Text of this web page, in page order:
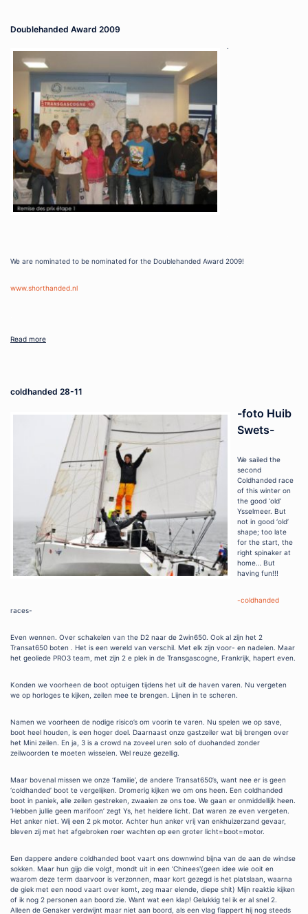
Doublehanded Award 2009
.
We are nominated to be nominated for the Doublehanded Award 2009!
www.shorthanded.nl
Read more
coldhanded 28-11
-foto Huib
Swets-
We sailed the
second
Coldhanded race
of this winter on
the good ‘old’
Ysselmeer. But
not in good ‘old’
shape; too late
for the start, the
right spinaker at
home… But
having fun!!!
-coldhanded
races-
Even wennen. Over schakelen van the D2 naar de 2win650. Ook al zijn het 2
Transat650 boten . Het is een wereld van verschil. Met elk zijn voor- en nadelen. Maar
het geoliede PRO3 team, met zijn 2 e plek in de Transgascogne, Frankrijk, hapert even.
Konden we voorheen de boot optuigen tijdens het uit de haven varen. Nu vergeten
we op horloges te kijken, zeilen mee te brengen. Lijnen in te scheren.
Namen we voorheen de nodige risico’s om voorin te varen. Nu spelen we op save,
boot heel houden, is een hoger doel. Daarnaast onze gastzeiler wat bij brengen over
het Mini zeilen. En ja, 3 is a crowd na zoveel uren solo of duohanded zonder
zeilwoorden te moeten wisselen. Wel reuze gezellig.
Maar bovenal missen we onze ‘familie’, de andere Transat650’s, want nee er is geen
‘coldhanded’ boot te vergelijken. Dromerig kijken we om ons heen. Een coldhanded
boot in paniek, alle zeilen gestreken, zwaaien ze ons toe. We gaan er onmiddellijk heen.
‘Hebben jullie geen marifoon’ zegt Ys, het heldere licht. Dat waren ze even vergeten.
Het anker niet. Wij een 2 pk motor. Achter hun anker vrij van enkhuizerzand gevaar,
bleven zij met het afgebroken roer wachten op een groter licht=boot=motor.
Een dappere andere coldhanded boot vaart ons downwind bijna van de aan de windse
sokken. Maar hun gijp die volgt, mondt uit in een ‘Chinees'(geen idee wie ooit en
waarom deze term daarvoor is verzonnen, maar kort gezegd is het platslaan, waarna
de giek met een nood vaart over komt, zeg maar elende, diepe shit) Mijn reaktie kijken
of ik nog 2 personen aan boord zie. Want wat een klap! Gelukkig tel ik er al snel 2.
Alleen de Genaker verdwijnt maar niet aan boord, als een vlag flappert hij nog steeds